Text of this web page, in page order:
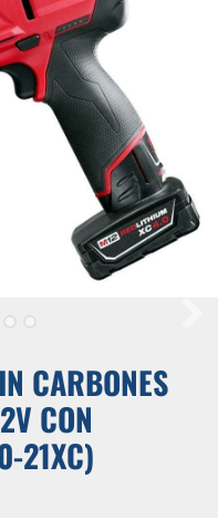
CARBONES
CON
21XC)